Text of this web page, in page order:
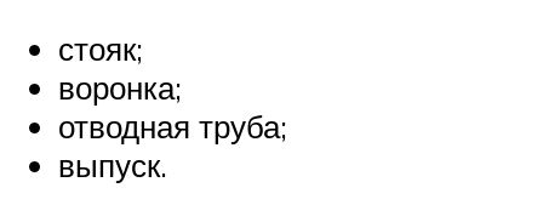
стояк;
воронка;
отводная труба;
выпуск.